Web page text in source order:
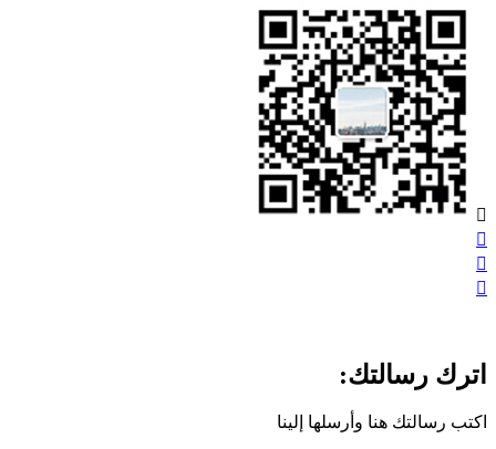




اترك رسالتك:
اكتب رسالتك هنا وأرسلها إلينا